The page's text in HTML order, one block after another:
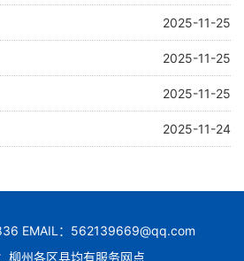
2025-11-25
2025-11-25
2025-11-25
2025-11-24
EMAIL：562139669@qq.com
柳州各区县均有服务网点